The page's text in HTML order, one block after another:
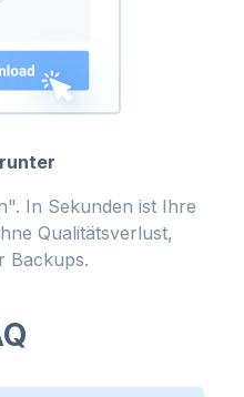
In Sekunden ist Ihre
Qualitätsverlust,
Backups.